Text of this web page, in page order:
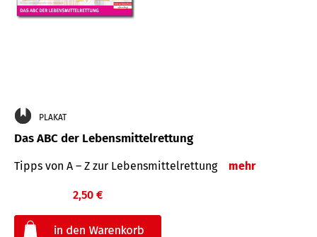
PLAKAT
Das ABC der Lebensmittelrettung
Tipps von A – Z zur Lebensmittelrettung mehr
2,50 €